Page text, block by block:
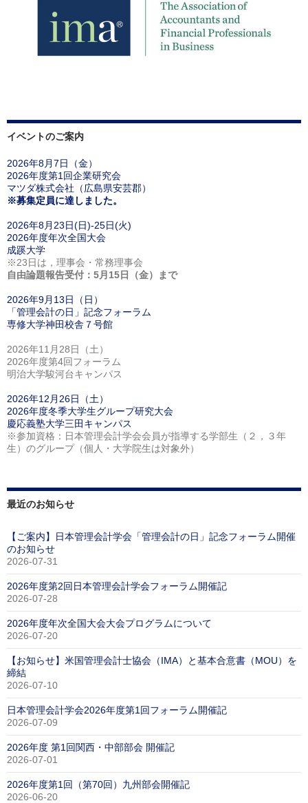
イベントのご案内
2026年8月7日（金）
2026年度第1回企業研究会
マツダ株式会社（広島県安芸郡）
※募集定員に達しました。
2026年8月23日(日)-25日(火)
2026年度年次全国大会
成蹊大学
※23日は，理事会・常務理事会
自由論題報告受付：5月15日（金）まで
2026年9月13日（日）
「管理会計の日」記念フォーラム
専修大学神田校舎７号館
2026年11月28日（土）
2026年度第4回フォーラム
明治大学駿河台キャンパス
2026年12月26日（土）
2026年度冬季大学生グループ研究大会
慶応義塾大学三田キャンパス
※参加資格：日本管理会計学会会員が指導する学部生（２，３年
生）のグループ（個人・大学院生は対象外）
最近のお知らせ
【ご案内】日本管理会計学会「管理会計の日」記念フォーラム開催
のお知らせ
2026-07-31
2026年度第2回日本管理会計学会フォーラム開催記
2026-07-28
2026年度年次全国大会大会プログラムについて
2026-07-20
【お知らせ】米国管理会計士協会（IMA）と基本合意書（MOU）を
締結
2026-07-10
日本管理会計学会2026年度第1回フォーラム開催記
2026-07-09
2026年度 第1回関西・中部部会 開催記
2026-07-01
2026年度第1回（第70回）九州部会開催記
2026-06-20